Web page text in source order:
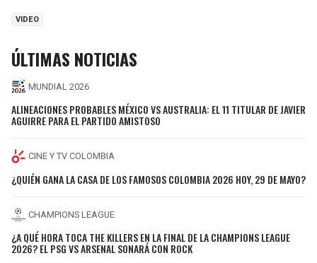
VIDEO
ÚLTIMAS NOTICIAS
MUNDIAL 2026
ALINEACIONES PROBABLES MÉXICO VS AUSTRALIA: EL 11 TITULAR DE JAVIER
AGUIRRE PARA EL PARTIDO AMISTOSO
CINE Y TV COLOMBIA
¿QUIÉN GANA LA CASA DE LOS FAMOSOS COLOMBIA 2026 HOY, 29 DE MAYO?
CHAMPIONS LEAGUE
¿A QUÉ HORA TOCA THE KILLERS EN LA FINAL DE LA CHAMPIONS LEAGUE
2026? EL PSG VS ARSENAL SONARÁ CON ROCK